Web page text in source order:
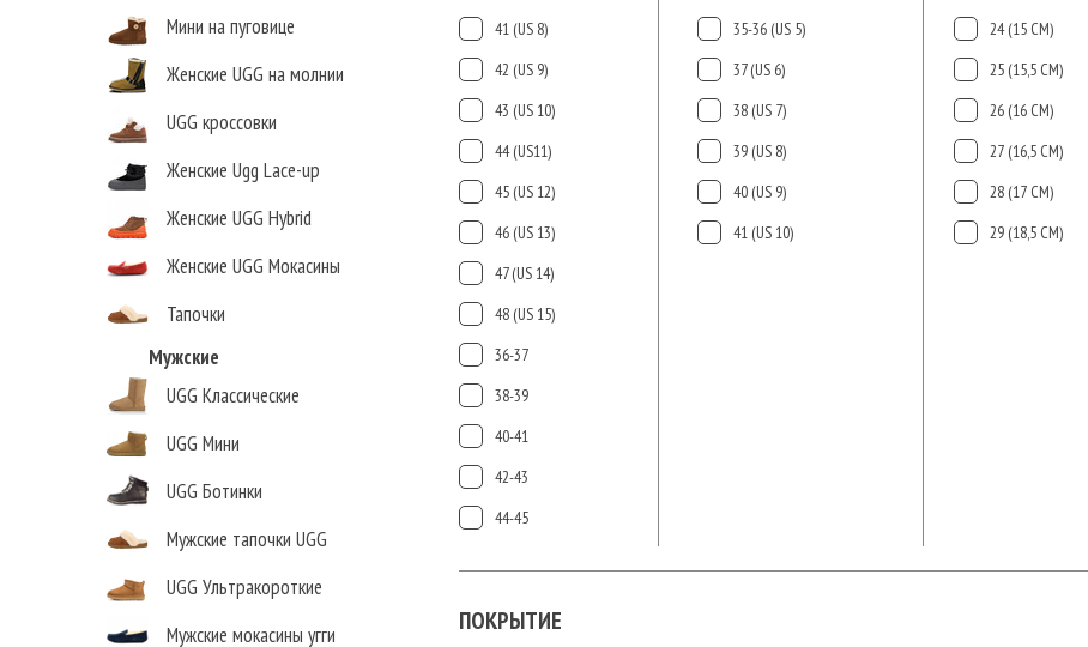
Мини на пуговице
Женские UGG на молнии
UGG кроссовки
Женские Ugg Lace-up
Женские UGG Hybrid
Женские UGG Мокасины
Тапочки
Мужские
UGG Классические
UGG Мини
UGG Ботинки
Мужские тапочки UGG
UGG Ультракороткие
Мужские мокасины угги
24 (15 СМ)
25 (15,5 СМ)
26 (16 СМ)
27 (16,5 СМ)
28 (17 СМ)
29 (18,5 СМ)
35-36 (US 5)
37 (US 6)
38 (US 7)
39 (US 8)
40 (US 9)
41 (US 10)
41 (US 8)
42 (US 9)
43 (US 10)
44 (US11)
45 (US 12)
46 (US 13)
47 (US 14)
48 (US 15)
36-37
38-39
40-41
42-43
44-45
ПОКРЫТИЕ